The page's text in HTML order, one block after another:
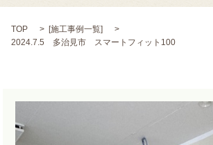
TOP [施工事例一覧]
2024.7.5 多治見市 スマートフィット100